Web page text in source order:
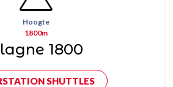
Hoogte
1800m
1800
SHUTTLES